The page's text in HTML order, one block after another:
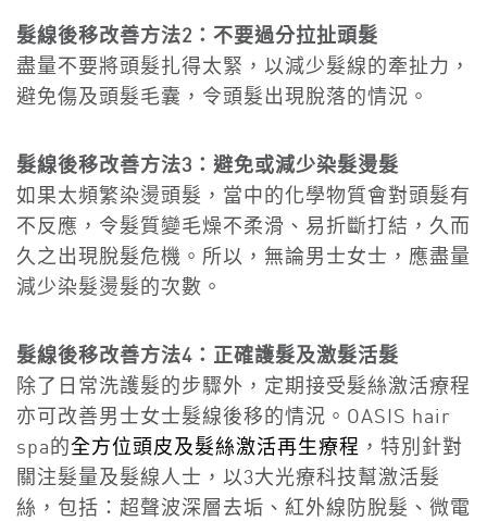
髮線後移改善方法2：不要過分拉扯頭髮
盡量不要將頭髮扎得太緊，以減少髮線的牽扯力，
避免傷及頭髮毛囊，令頭髮出現脫落的情況。
髮線後移改善方法3：避免或減少染髮燙髮
如果太頻繁染燙頭髮，當中的化學物質會對頭髮有
不反應，令髮質變毛燥不柔滑、易折斷打結，久而
久之出現脫髮危機。所以，無論男士女士，應盡量
減少染髮燙髮的次數。
髮線後移改善方法4：正確護髮及激髮活髮
除了日常洗護髮的步驟外，定期接受髮絲激活療程
亦可改善男士女士髮線後移的情況。OASIS hair
spa的全方位頭皮及髮絲激活再生療程 ，特別針對
關注髮量及髮線人士，以3大光療科技幫激活髮
絲，包括：超聲波深層去垢、紅外線防脫髮、微電